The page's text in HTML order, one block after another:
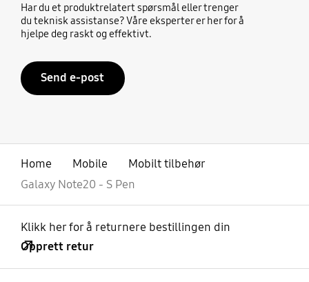
Har du et produktrelatert spørsmål eller trenger
du teknisk assistanse? Våre eksperter er her for å
hjelpe deg raskt og effektivt.
Send e-post
Home Mobile
Mobilt tilbehør
Galaxy Note20 - S Pen
Klikk her for å returnere bestillingen din
Opprett retur